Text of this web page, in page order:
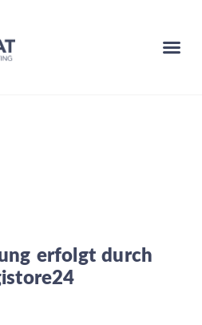
erfolgt durch